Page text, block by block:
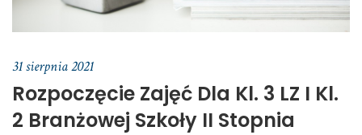
31 sierpnia 2021
Rozpoczęcie Zajęć Dla Kl. 3 LZ I Kl.
2 Branżowej Szkoły II Stopnia